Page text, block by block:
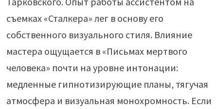
съемках «Сталкера» лег в основу его
собственного визуального стиля. Влияние
мастера ощущается в «Письмах мертвого
человека» почти на уровне интонации:
медленные гипнотизирующие планы, тягучая
атмосфера и визуальная монохромность. Если